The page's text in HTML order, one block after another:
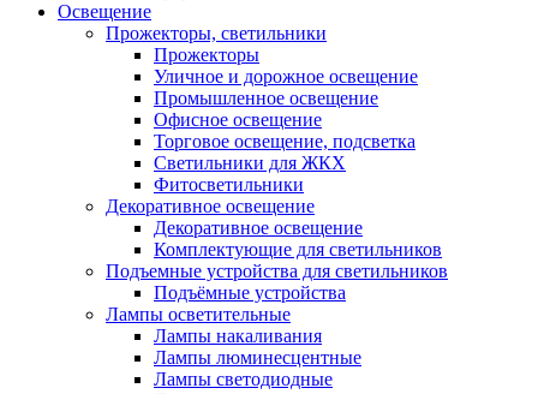
Освещение
Прожекторы, светильники
Прожекторы
Уличное и дорожное освещение
Промышленное освещение
Офисное освещение
Торговое освещение, подсветка
Светильники для ЖКХ
Фитосветильники
Декоративное освещение
Декоративное освещение
Комплектующие для светильников
Подъемные устройства для светильников
Подъёмные устройства
Лампы осветительные
Лампы накаливания
Лампы люминесцентные
Лампы светодиодные